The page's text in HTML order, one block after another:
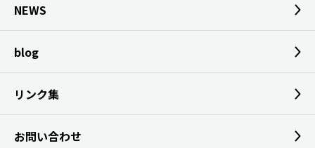
NEWS
blog
リンク集
お問い合わせ